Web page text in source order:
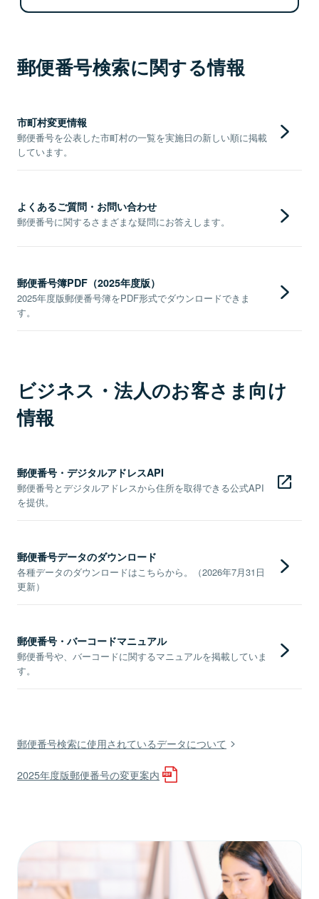
郵便番号検索に関する情報
市町村変更情報
郵便番号を公表した市町村の一覧を実施日の新しい順に掲載
しています。
よくあるご質問・お問い合わせ
郵便番号に関するさまざまな疑問にお答えします。
郵便番号簿PDF（2025年度版）
2025年度版郵便番号簿をPDF形式でダウンロードできま
す。
ビジネス・法人のお客さま向け
情報
郵便番号・デジタルアドレスAPI
郵便番号とデジタルアドレスから住所を取得できる公式API
を提供。
郵便番号データのダウンロード
各種データのダウンロードはこちらから。（2026年7月31日
更新）
郵便番号・バーコードマニュアル
郵便番号や、バーコードに関するマニュアルを掲載していま
す。
郵便番号検索に使用されているデータについて
2025年度版郵便番号の変更案内